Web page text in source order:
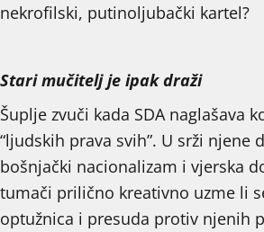
nekrofilski, putinoljubački kartel?
Stari mučitelj je ipak draži
Šuplje zvuči kada SDA naglašava
“ljudskih prava svih”. U srži njene
bošnjački nacionalizam i vjerska
tumači prilično kreativno uzme li
optužnica i presuda protiv njenih